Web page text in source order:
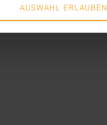
AUSWAHL ERLAUBEN